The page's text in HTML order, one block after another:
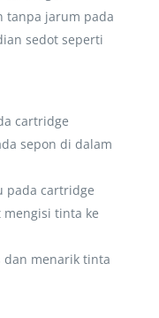
tanpa jarum pada
sedot seperti
cartridge
sepon di dalam
pada cartridge
mengisi tinta ke
menarik tinta